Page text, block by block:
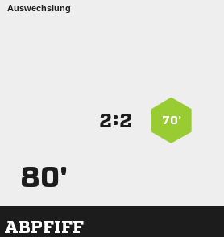
Auswechslung
70’
:
80'
ABPFIFF